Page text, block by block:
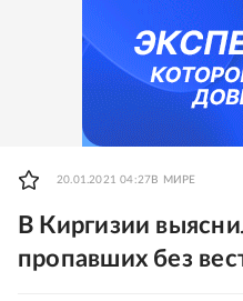
20.01.2021 04:27 В МИРЕ
В Киргизии
пропавших без